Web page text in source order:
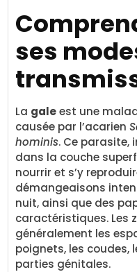
ses
La galeest une
causée par l’acarien
hominis. Ce parasite,
dans la couche
nourrir et s’y
démangeaisons
nuit, ainsi que des
caractéristiques. Les
généralement les
poignets, les coudes,
parties génitales.